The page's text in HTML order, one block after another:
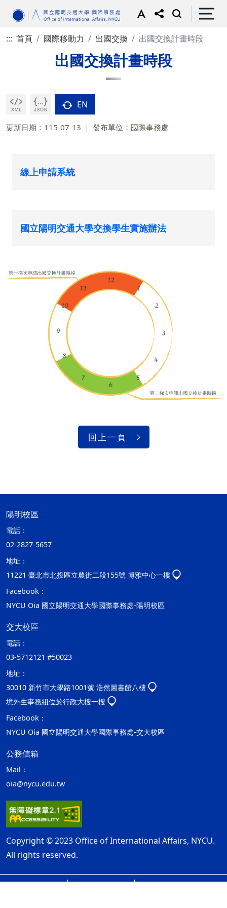
::: 首頁 國際移動力 出國交換 出國交換計畫時段
出國交換計畫時段
EN
更新日期：115-07-13 發布單位：國際事務處
線上申請系統
國立陽明交通大學交換學生實施辦法
回上一頁
陽明校區
電話：
02-2827-5657
地址：
11221 臺北市北投區立農街二段155號 博雅中心一樓
Facebook：
NYCU Oia 國立陽明交通大學國際事務處-陽明校區
交大校區
電話：
03-5712121 #50023
地址：
30010 新竹市大學路1001號 浩然圖書館八樓
境外生事務組位於行政大樓一樓
Facebook：
NYCU Oia 國立陽明交通大學國際事務處-交大校區
公務信箱
Mail：
oia@nycu.edu.tw
Copyright © 2023 Office of International Affairs, NYCU.
All rights reserved.
網站資訊開放宣告
隱私權及安全政策
ap2